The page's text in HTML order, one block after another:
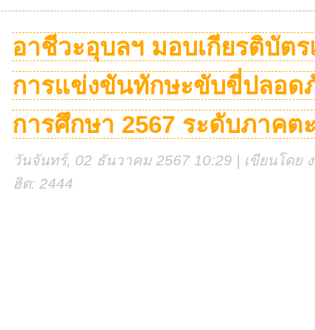
อาชีวะอุบลฯ มอบเกียรติบัต
การแข่งขันทักษะขับขี่ปลอด
การศึกษา 2567 ระดับภาคต
วันจันทร์, 02 ธันวาคม 2567 10:29 | เขียนโดย
ฮิต: 2444